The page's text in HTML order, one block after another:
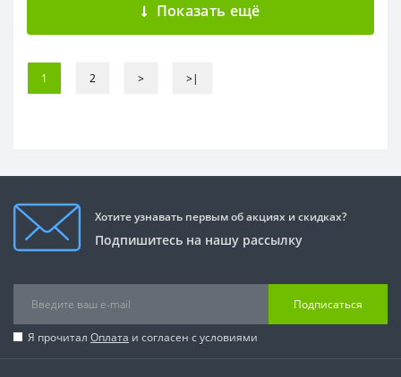
Показать ещё
1 2 > >|
Хотите узнавать первым об акциях и скидках?
Подпишитесь на нашу рассылку
Подписаться
Я прочитал Оплата и согласен с условиями